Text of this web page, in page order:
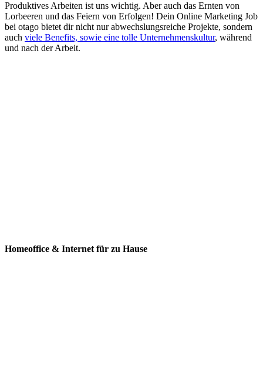
Produktives Arbeiten ist uns wichtig. Aber auch das Ernten von
Lorbeeren und das Feiern von Erfolgen! Dein Online Marketing Job
bei otago bietet dir nicht nur abwechslungsreiche Projekte, sondern
auch viele Benefits, sowie eine tolle Unternehmenskultur, während
und nach der Arbeit.
Homeoffice & Internet für zu Hause